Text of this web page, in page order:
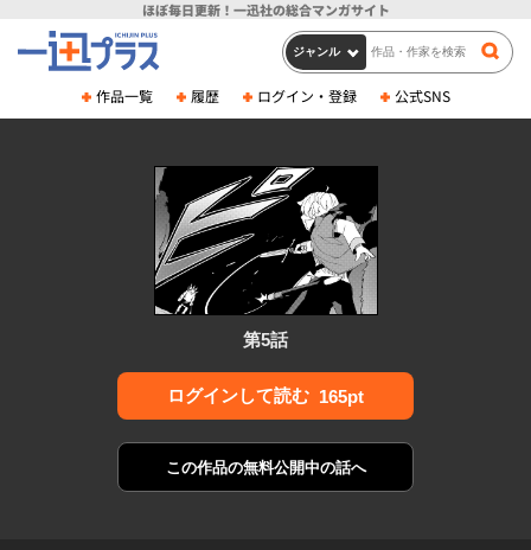
ほぼ毎日更新！ 一迅社の総合マンガサイト
作品一覧 履歴 ログイン・登録 公式SNS
第5話
ログインして読む 165pt
この作品の無料公開中の話へ